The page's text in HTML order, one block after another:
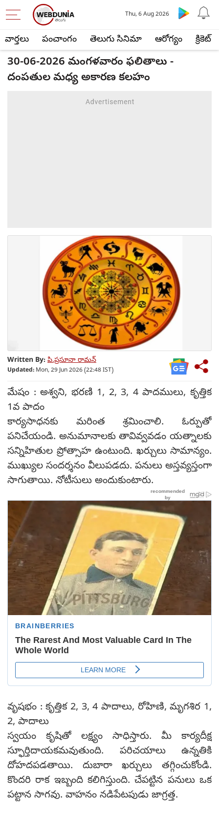
వార్తలు పంచాంగం తెలుగు సినిమా ఆరోగ్యం క్రికెట్
Thu, 6 Aug 2026
30-06-2026 మంగళవారం ఫలితాలు -
దంపతుల మధ్య అకారణ కలహం
Written By: పి.ప్రసూనా రామన్
Updated: Mon, 29 Jun 2026 (22:48 IST)
మేషం : అశ్వని, భరణి 1, 2, 3, 4 పాదములు, కృత్తిక
1వ పాదం
కార్యసాధనకు మరింత శ్రమించాలి. ఓర్పుతో
పనిచేయండి. అనుమానాలకు తావివ్వవడం యత్నాలకు
సన్నిహితుల ప్రోత్సాహ ఉంటుంది. ఖర్చులు సామాన్యం.
ముఖ్యుల సందర్శనం వీలుపడదు. పనులు అస్తవ్యస్తంగా
సాగుతాయి. నోటీసులు అందుకుంటారు.
వృషభం : కృత్తిక 2, 3, 4 పాదాలు, రోహిణి, మృగశిర 1,
2, పాదాలు
స్వయం కృషితో లక్ష్యం సాధిస్తారు. మీ కార్యదీక్ష
స్ఫూర్తిదాయకమవుతుంది. పరిచయాలు ఉన్నతికి
దోహదపడతాయి. దుబారా ఖర్చులు తగ్గించుకోండి.
కొందరి రాక ఇబ్బంది కలిగిస్తుంది. చేపట్టిన పనులు ఒక
పట్టాన సాగవు. వాహనం నడిపేటపుడు జాగ్రత్త.